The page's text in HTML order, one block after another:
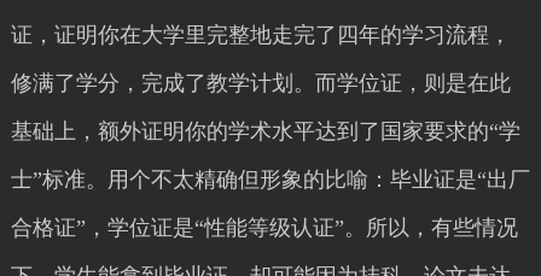
证，证明你在大学里完整地走完了四年的学习流程，
修满了学分，完成了教学计划。而学位证，则是在此
基础上，额外证明你的学术水平达到了国家要求的“学
士”标准。用个不太精确但形象的比喻：毕业证是“出厂
合格证”，学位证是“性能等级认证”。所以，有些情况